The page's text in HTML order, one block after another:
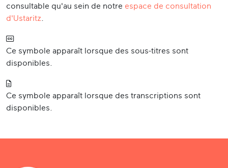
consultable qu'au sein de notre espace de consultation
d'Ustaritz
Ce symbole apparaît lorsque des sous-titres sont
disponibles.
Ce symbole apparaît lorsque des transcriptions sont
disponibles.